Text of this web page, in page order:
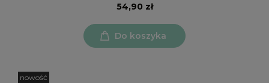
54,90 zł
Do koszyka
nowość